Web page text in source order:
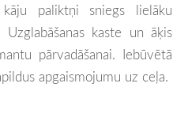
paliktņi sniegs lielāku
kaste un āķis
pārvadāšanai. Iebūvētā
apgaismojumu uz ceļa.